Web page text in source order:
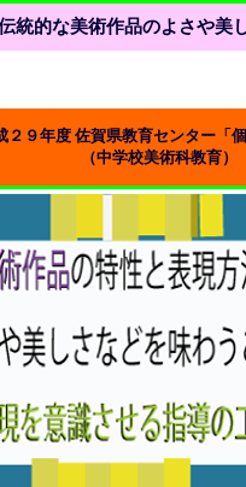
統的な美術作品のよさや美
２９年度 佐賀県教育センター「
（中学校美術科教育）